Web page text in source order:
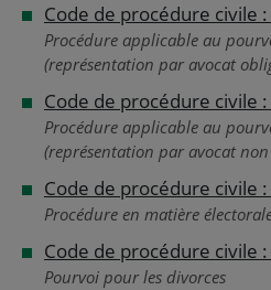
Code de procédure civile
Procédure applicable au
(représentation par avocat
Code de procédure civile
Procédure applicable au
(représentation par avocat
Code de procédure civile
Procédure en matière
Code de procédure civile
Pourvoi pour les divorces